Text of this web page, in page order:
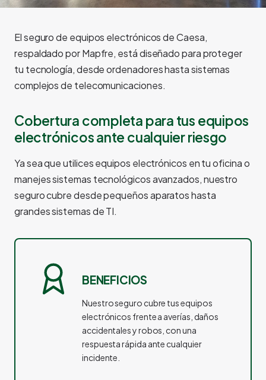
El seguro de equipos electrónicos de Caesa,
respaldado por Mapfre, está diseñado para proteger
tu tecnología, desde ordenadores hasta sistemas
complejos de telecomunicaciones.
Cobertura completa para tus equipos
electrónicos ante cualquier riesgo
Ya sea que utilices equipos electrónicos en tu oficina o
manejes sistemas tecnológicos avanzados, nuestro
seguro cubre desde pequeños aparatos hasta
grandes sistemas de TI.
BENEFICIOS
Nuestro seguro cubre tus equipos
electrónicos frente a averías, daños
accidentales y robos, con una
respuesta rápida ante cualquier
incidente.